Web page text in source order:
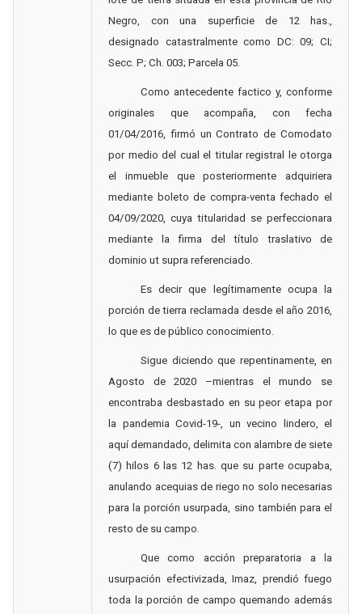
Negro, con una superficie de 12 has.,
designado catastralmente como DC: 09; CI;
Secc. P; Ch. 003; Parcela 05.
Como antecedente factico y, conforme
originales que acompaña, con fecha
01/04/2016, firmó un Contrato de Comodato
por medio del cual el titular registral le otorga
el inmueble que posteriormente adquiriera
mediante boleto de compra-venta fechado el
04/09/2020, cuya titularidad se perfeccionara
mediante la firma del título traslativo de
dominio ut supra referenciado.
Es decir que legítimamente ocupa la
porción de tierra reclamada desde el año 2016,
lo que es de público conocimiento.
Sigue diciendo que repentinamente, en
Agosto de 2020 –mientras el mundo se
encontraba desbastado en su peor etapa por
la pandemia Covid-19-, un vecino lindero, el
aquí demandado, delimita con alambre de siete
(7) hilos 6 las 12 has. que su parte ocupaba,
anulando acequias de riego no solo necesarias
para la porción usurpada, sino también para el
resto de su campo.
Que como acción preparatoria a la
usurpación efectivizada, Imaz, prendió fuego
toda la porción de campo quemando además